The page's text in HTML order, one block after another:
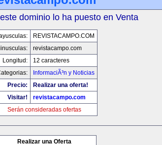
dominio lo ha puesto en Venta
REVISTACAMPO.COM
revistacampo.com
Longitud:
12 caracteres
InformaciÃ³n y Noticias
Precio:
Realizar una oferta!
Visitar!
revistacampo.com
Serán consideradas ofertas
Realizar una Oferta